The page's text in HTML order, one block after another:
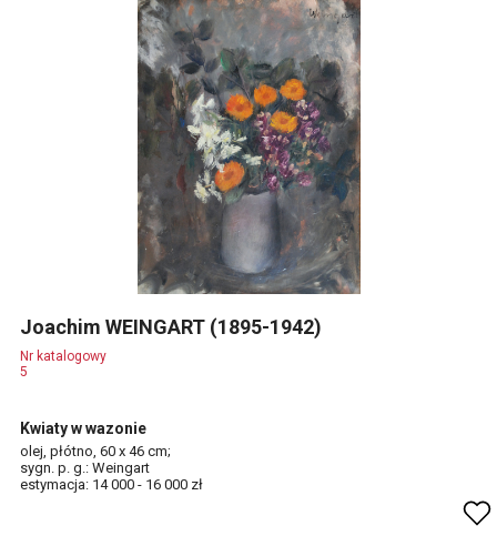
Joachim WEINGART (1895-1942)
Nr katalogowy
5
Kwiaty w wazonie
olej, płótno, 60 x 46 cm;
sygn. p. g.: Weingart
estymacja: 14 000 - 16 000 zł